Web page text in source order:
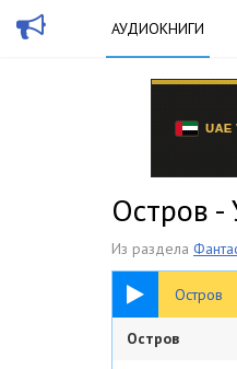
АУДИОКНИГИ
Остров -
Из раздела
Остров
1:47:38
Остров